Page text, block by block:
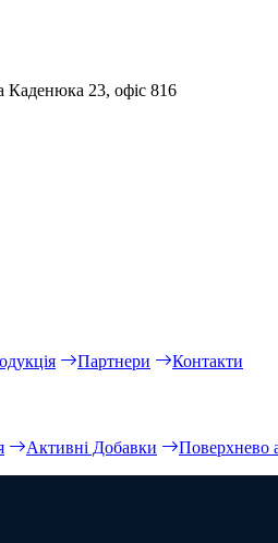
Каденюка 23, офіс 816
Партнери Контакти
Активні Добавки Поверхнево